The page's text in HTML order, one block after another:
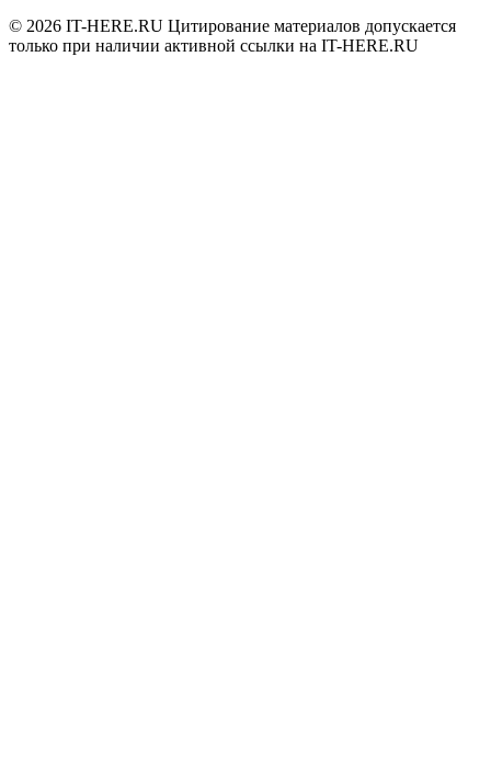
© 2026 IT-HERE.RU Цитирование материалов допускается
только при наличии активной ссылки на IT-HERE.RU